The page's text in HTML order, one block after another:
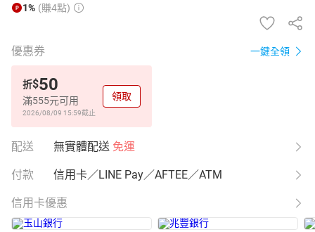
1% (賺4點)
優惠券 一鍵全領
折$50
滿555元可用
2026/08/09 15:59截止
領取
配送 無實體配送 免運
付款 信用卡／LINE Pay／AFTEE／ATM
信用卡優惠